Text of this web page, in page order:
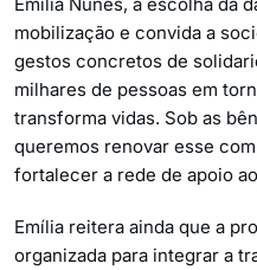
mobilização e convida a
gestos concretos de
milhares de pessoas em
transforma vidas. Sob as
queremos renovar esse
fortalecer a rede de apoio
Emília reitera ainda que a
organizada para integrar a